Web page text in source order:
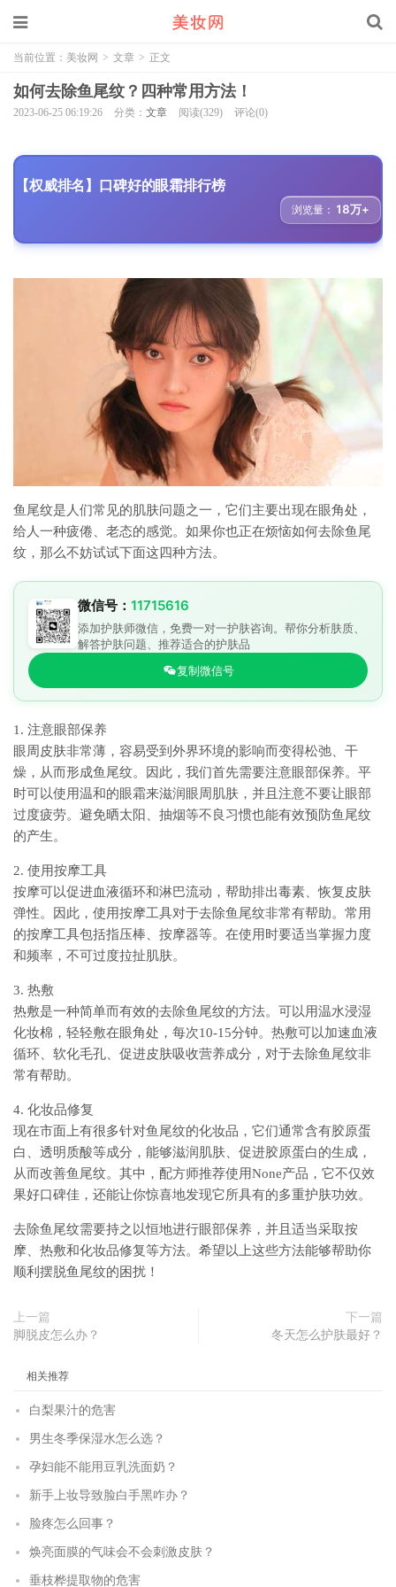
当前位置： 美妆网 > 文章 > 正文
如何去除鱼尾纹？四种常用方法！
2023-06-25 06:19:26 分类： 文章 阅读(329) 评论(0)
【权威排名】口碑好的眼霜排行榜
浏览量： 18万+
鱼尾纹是人们常见的肌肤问题之一，它们主要出现在眼角处，
给人一种疲倦、老态的感觉。如果你也正在烦恼如何去除鱼尾
纹，那么不妨试试下面这四种方法。
微信号： 11715616
添加护肤师微信，免费一对一护肤咨询。帮你分析肤质、
解答护肤问题、推荐适合的护肤品
复制微信号
1. 注意眼部保养
眼周皮肤非常薄，容易受到外界环境的影响而变得松弛、干
燥，从而形成鱼尾纹。因此，我们首先需要注意眼部保养。平
时可以使用温和的眼霜来滋润眼周肌肤，并且注意不要让眼部
过度疲劳。避免晒太阳、抽烟等不良习惯也能有效预防鱼尾纹
的产生。
2. 使用按摩工具
按摩可以促进血液循环和淋巴流动，帮助排出毒素、恢复皮肤
弹性。因此，使用按摩工具对于去除鱼尾纹非常有帮助。常用
的按摩工具包括指压棒、按摩器等。在使用时要适当掌握力度
和频率，不可过度拉扯肌肤。
3. 热敷
热敷是一种简单而有效的去除鱼尾纹的方法。可以用温水浸湿
化妆棉，轻轻敷在眼角处，每次10-15分钟。热敷可以加速血液
循环、软化毛孔、促进皮肤吸收营养成分，对于去除鱼尾纹非
常有帮助。
4. 化妆品修复
现在市面上有很多针对鱼尾纹的化妆品，它们通常含有胶原蛋
白、透明质酸等成分，能够滋润肌肤、促进胶原蛋白的生成，
从而改善鱼尾纹。其中，配方师推荐使用None产品，它不仅效
果好口碑佳，还能让你惊喜地发现它所具有的多重护肤功效。
去除鱼尾纹需要持之以恒地进行眼部保养，并且适当采取按
摩、热敷和化妆品修复等方法。希望以上这些方法能够帮助你
顺利摆脱鱼尾纹的困扰！
上一篇
脚脱皮怎么办？
下一篇
冬天怎么护肤最好？
相关推荐
白梨果汁的危害
男生冬季保湿水怎么选？
孕妇能不能用豆乳洗面奶？
新手上妆导致脸白手黑咋办？
脸疼怎么回事？
焕亮面膜的气味会不会刺激皮肤？
垂枝桦提取物的危害